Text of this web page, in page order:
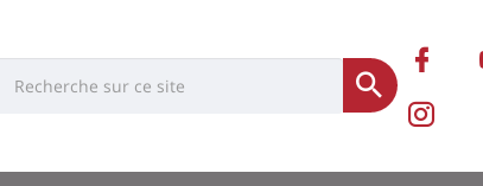
Université
Soumettre
sur